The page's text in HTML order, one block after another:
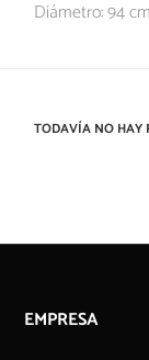
Diámetro: 94
TODAVÍA NO HAY
EMPRESA